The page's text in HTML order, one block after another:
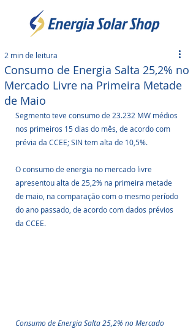
Consumo de Energia Salta 25,2% no
Mercado Livre na Primeira Metade
de Maio
2 min de leitura
Segmento teve consumo de 23.232 MW médios
nos primeiros 15 dias do mês, de acordo com
prévia da CCEE; SIN tem alta de 10,5%.
O consumo de energia no mercado livre
apresentou alta de 25,2% na primeira metade
de maio, na comparação com o mesmo período
do ano passado, de acordo com dados prévios
da CCEE.
Consumo de Energia Salta 25,2% no Mercado